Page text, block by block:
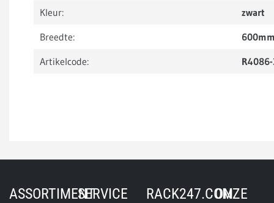
Kleur:
zwart
Breedte:
Artikelcode:
ASSORTIMENTSERVICE RACK247.COM
ONZE